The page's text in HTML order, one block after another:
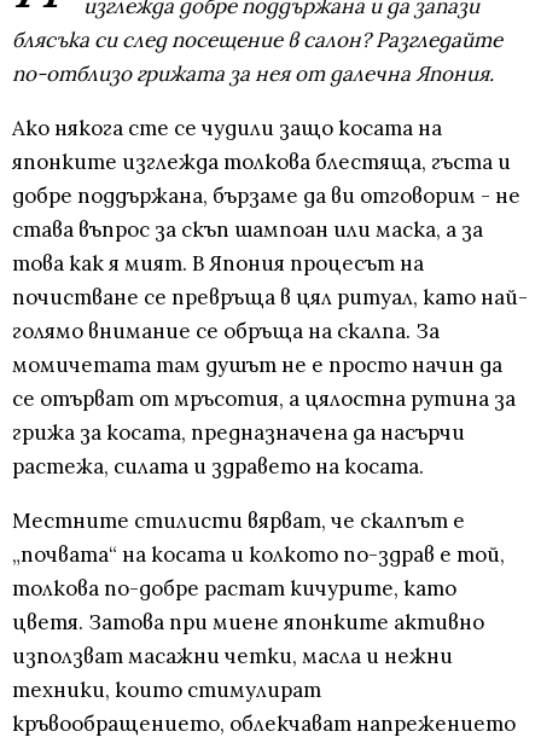
изглежда добре поддържана и да запази
блясъка си след посещение в салон? Разгледайте
по-отблизо грижата за нея от далечна Япония.
Ако някога сте се чудили защо косата на
японките изглежда толкова блестяща, гъста и
добре поддържана, бързаме да ви отговорим - не
става въпрос за скъп шампоан или маска, а за
това как я мият. В Япония процесът на
почистване се превръща в цял ритуал, като най-
голямо внимание се обръща на скалпа. За
момичетата там душът не е просто начин да
се отърват от мръсотия, а цялостна рутина за
грижа за косата, предназначена да насърчи
растежа, силата и здравето на косата.
Местните стилисти вярват, че скалпът е
„почвата“ на косата и колкото по-здрав е той,
толкова по-добре растат кичурите, като
цветя. Затова при миене японките активно
използват масажни четки, масла и нежни
техники, които стимулират
кръвообращението, облекчават напрежението